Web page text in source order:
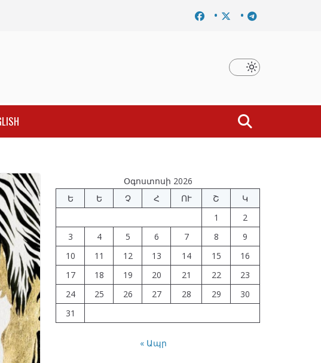
որոշումը Նախկին բարձրաստիճան պաշտոնյաներ են
Օգոստոսի 2026
Ե
Ե Չ Հ ՈՒ Շ
Կ
1
2
3
4 5 6 7 8
9
10
11 12 13 14 15
16
17
18 19 20 21 22
23
24
25 26 27 28 29
30
31
« Ապր